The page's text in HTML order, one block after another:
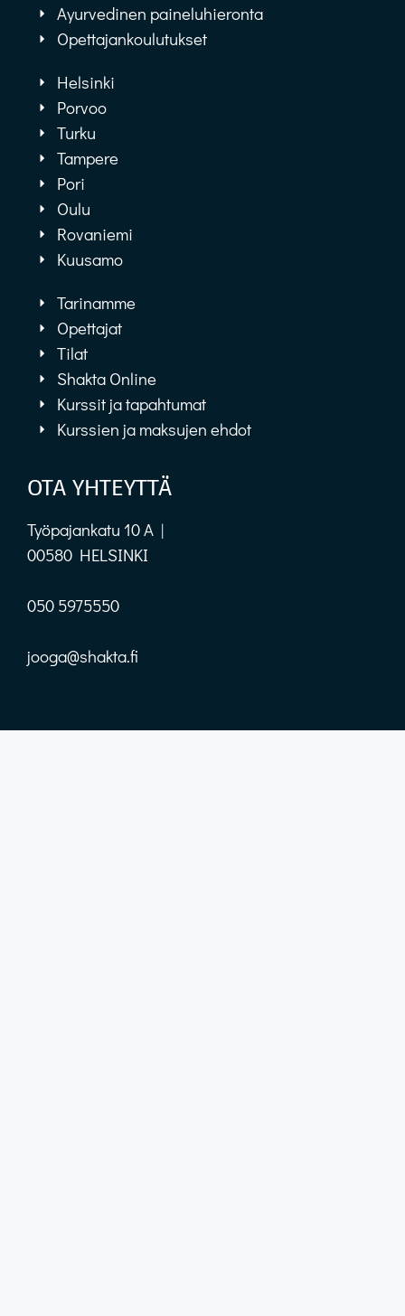
Ayurvedinen paineluhieronta
Opettajankoulutukset
Helsinki
Porvoo
Turku
Tampere
Pori
Oulu
Rovaniemi
Kuusamo
Tarinamme
Opettajat
Tilat
Shakta Online
Kurssit ja tapahtumat
Kurssien ja maksujen ehdot
OTA YHTEYTTÄ
Työpajankatu 10 A |
00580 HELSINKI
050 5975550
jooga@shakta.fi